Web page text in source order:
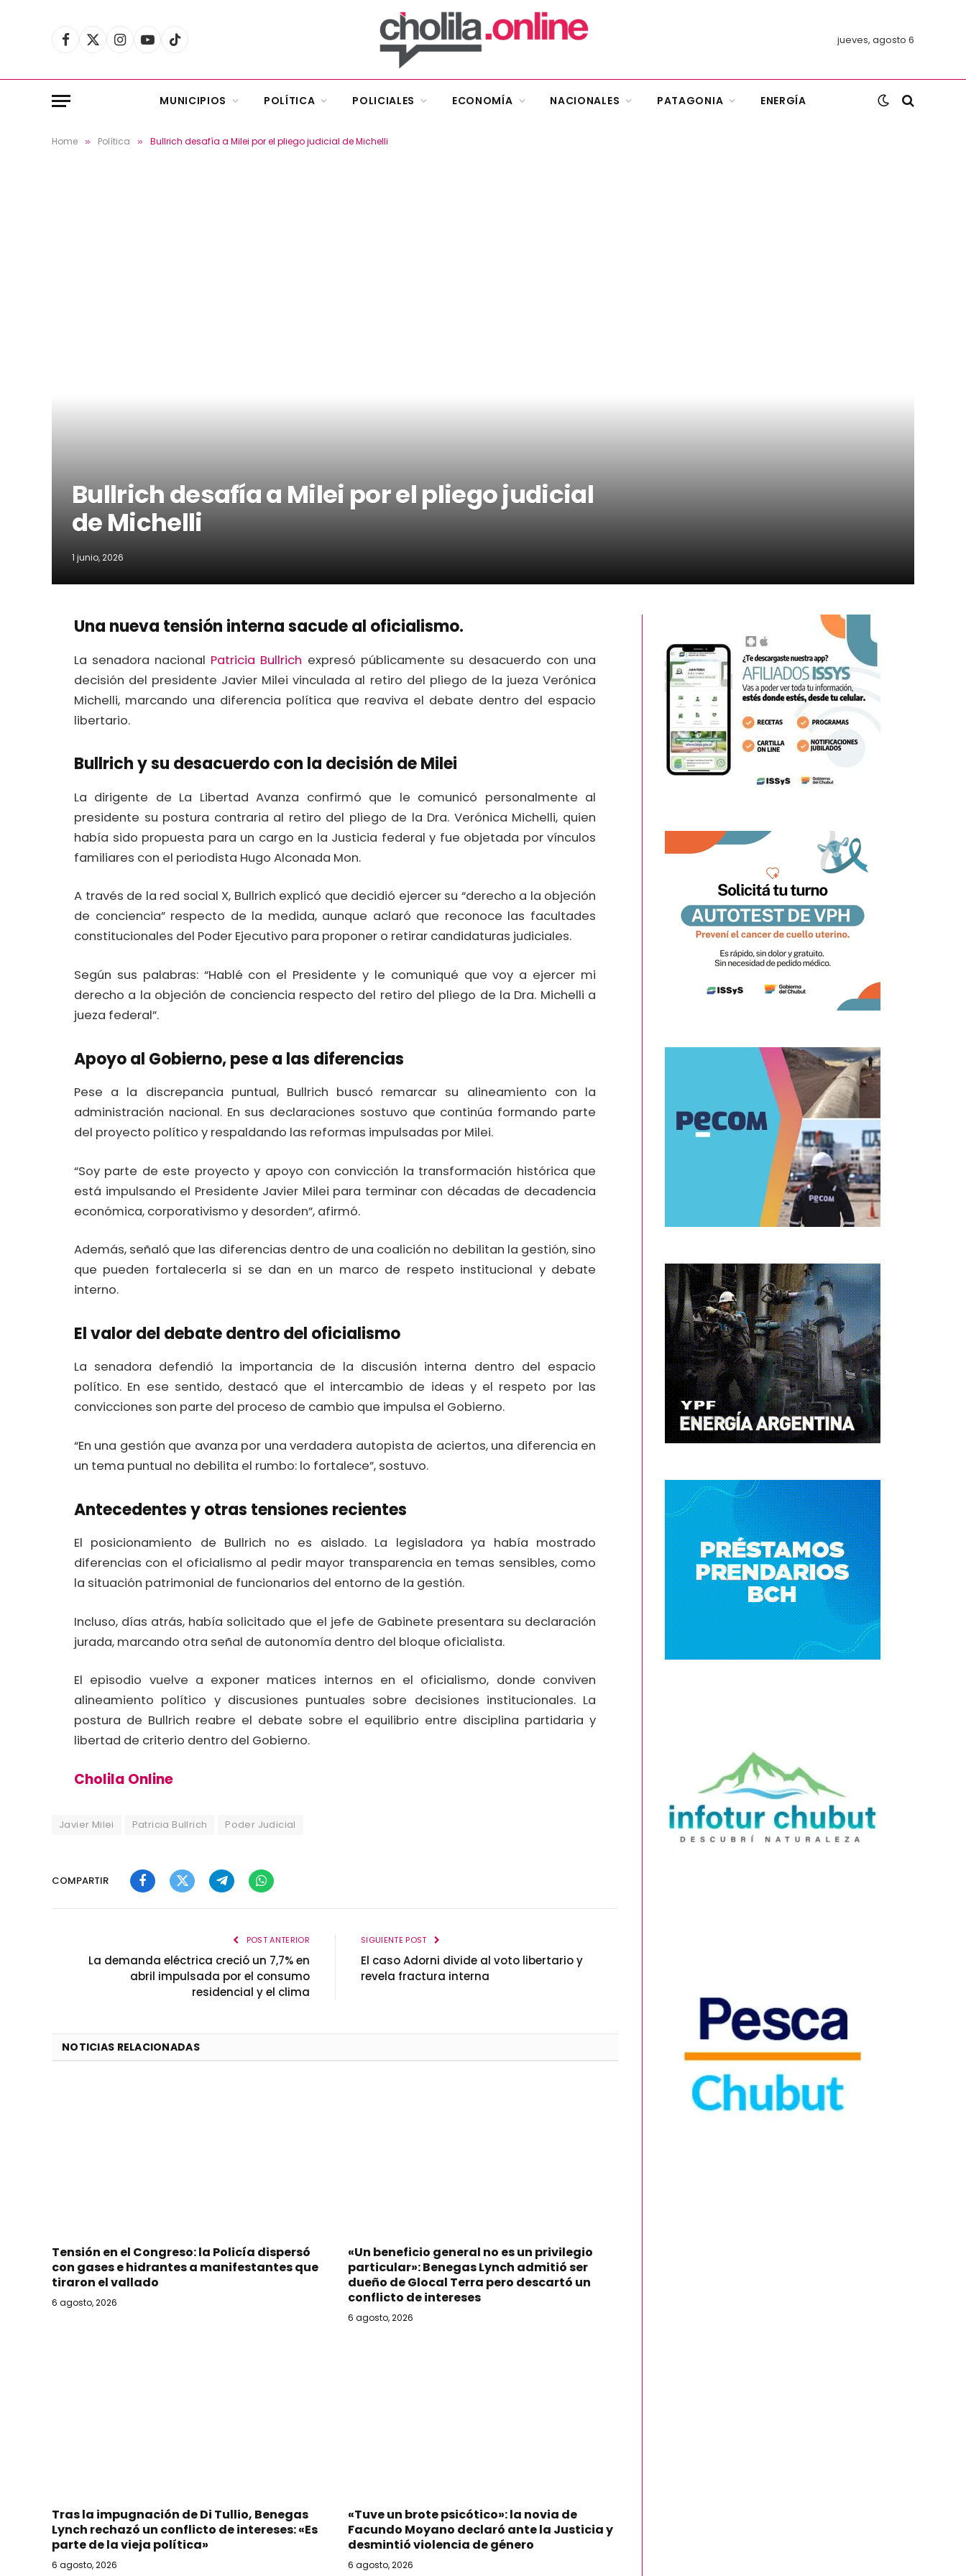
Facebook
X
Instagram
YouTubeTikTok jueves, agosto 6
MUNICIPIOS POLÍTICA POLICIALES ECONOMÍA NACIONALES PATAGONIA ENERGÍA
Home » Política » Bullrich desafía a Milei por el pliego judicial de Michelli
Bullrich desafía a Milei por el pliego judicial
de Michelli
1 junio, 2026
Una nueva tensión interna sacude al oficialismo.
La senadora nacional Patricia Bullrich expresó públicamente su desacuerdo con una
decisión del presidente Javier Milei vinculada al retiro del pliego de la jueza Verónica
Michelli, marcando una diferencia política que reaviva el debate dentro del espacio
libertario.
Bullrich y su desacuerdo con la decisión de Milei
La dirigente de La Libertad Avanza confirmó que le comunicó personalmente al
presidente su postura contraria al retiro del pliego de la Dra. Verónica Michelli, quien
había sido propuesta para un cargo en la Justicia federal y fue objetada por vínculos
familiares con el periodista Hugo Alconada Mon.
A través de la red social X, Bullrich explicó que decidió ejercer su “derecho a la objeción
de conciencia” respecto de la medida, aunque aclaró que reconoce las facultades
constitucionales del Poder Ejecutivo para proponer o retirar candidaturas judiciales.
Según sus palabras: “Hablé con el Presidente y le comuniqué que voy a ejercer mi
derecho a la objeción de conciencia respecto del retiro del pliego de la Dra. Michelli a
jueza federal”.
Apoyo al Gobierno, pese a las diferencias
Pese a la discrepancia puntual, Bullrich buscó remarcar su alineamiento con la
administración nacional. En sus declaraciones sostuvo que continúa formando parte
del proyecto político y respaldando las reformas impulsadas por Milei.
“Soy parte de este proyecto y apoyo con convicción la transformación histórica que
está impulsando el Presidente Javier Milei para terminar con décadas de decadencia
económica, corporativismo y desorden”, afirmó.
Además, señaló que las diferencias dentro de una coalición no debilitan la gestión, sino
que pueden fortalecerla si se dan en un marco de respeto institucional y debate
interno.
El valor del debate dentro del oficialismo
La senadora defendió la importancia de la discusión interna dentro del espacio
político. En ese sentido, destacó que el intercambio de ideas y el respeto por las
convicciones son parte del proceso de cambio que impulsa el Gobierno.
“En una gestión que avanza por una verdadera autopista de aciertos, una diferencia en
un tema puntual no debilita el rumbo: lo fortalece”, sostuvo.
Antecedentes y otras tensiones recientes
El posicionamiento de Bullrich no es aislado. La legisladora ya había mostrado
diferencias con el oficialismo al pedir mayor transparencia en temas sensibles, como
la situación patrimonial de funcionarios del entorno de la gestión.
Incluso, días atrás, había solicitado que el jefe de Gabinete presentara su declaración
jurada, marcando otra señal de autonomía dentro del bloque oficialista.
El episodio vuelve a exponer matices internos en el oficialismo, donde conviven
alineamiento político y discusiones puntuales sobre decisiones institucionales. La
postura de Bullrich reabre el debate sobre el equilibrio entre disciplina partidaria y
libertad de criterio dentro del Gobierno.
Cholila Online
Javier Milei Patricia Bullrich Poder Judicial
COMPARTIR
FacebookTwitterTelegramWhatsApp
POST ANTERIOR
La demanda eléctrica creció un 7,7% en
abril impulsada por el consumo
residencial y el clima
SIGUIENTE POST
El caso Adorni divide al voto libertario y
revela fractura interna
NOTICIAS RELACIONADAS
Tensión en el Congreso: la Policía dispersó
con gases e hidrantes a manifestantes que
tiraron el vallado
6 agosto, 2026
«Un beneficio general no es un privilegio
particular»: Benegas Lynch admitió ser
dueño de Glocal Terra pero descartó un
conflicto de intereses
6 agosto, 2026
Tras la impugnación de Di Tullio, Benegas
Lynch rechazó un conflicto de intereses: «Es
parte de la vieja política»
6 agosto, 2026
«Tuve un brote psicótico»: la novia de
Facundo Moyano declaró ante la Justicia y
desmintió violencia de género
6 agosto, 2026